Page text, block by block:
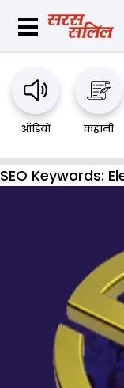
ऑडियो कहानी
SEO Keywords: